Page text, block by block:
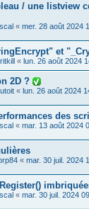
/ une listview
« mer. 28 août 2024
et
« lun. 26 août 2024
2D ?
« lun. 26 août 2024
des
« mar. 13 août 2024
« mar. 30 juil. 2024
« mar. 30 juil. 2024